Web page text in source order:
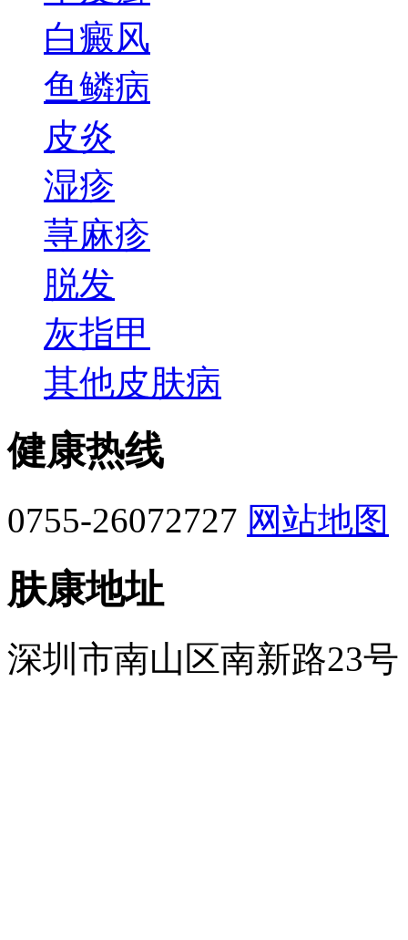
白癜风
鱼鳞病
皮炎
湿疹
荨麻疹
脱发
灰指甲
其他皮肤病
健康热线
0755-26072727 网站地图
肤康地址
深圳市南山区南新路23